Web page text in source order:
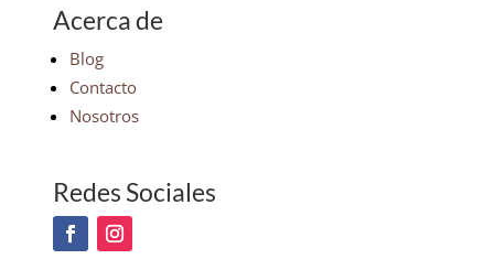
Acerca de
Blog
Contacto
Nosotros
Redes Sociales